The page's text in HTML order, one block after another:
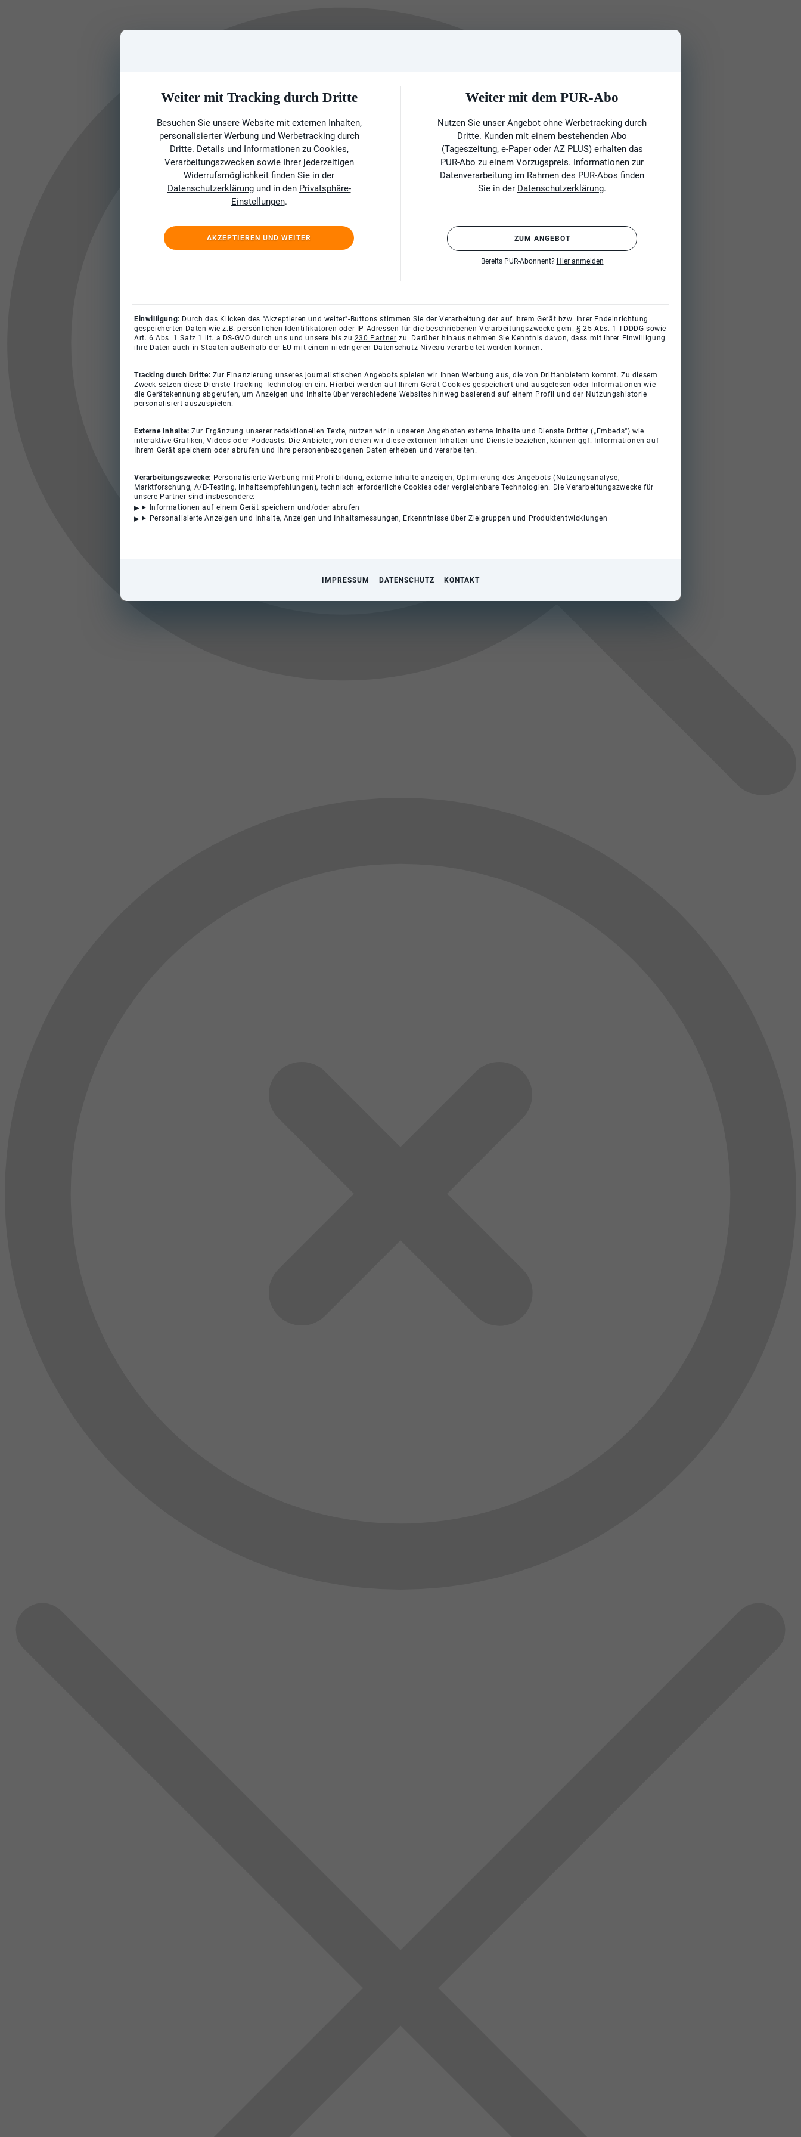
Weiter mit Tracking durch Dritte
Besuchen Sie unsere Website mit externen Inhalten,
personalisierter Werbung und Werbetracking durch
Dritte. Details und Informationen zu Cookies,
Verarbeitungszwecken sowie Ihrer jederzeitigen
Widerrufsmöglichkeit finden Sie in der
Datenschutzerklärungund in den Privatsphäre-
Einstellungen.
AKZEPTIEREN UND WEITER
Weiter mit dem PUR-Abo
Nutzen Sie unser Angebot ohne Werbetracking durch
Dritte. Kunden mit einem bestehenden Abo
(Tageszeitung, e-Paper oder AZ PLUS) erhalten das
PUR-Abo zu einem Vorzugspreis. Informationen zur
Datenverarbeitung im Rahmen des PUR-Abos finden
Sie in der Datenschutzerklärung.
ZUM ANGEBOT
Bereits PUR-Abonnent? Hier anmelden
Einwilligung: Durch das Klicken des "Akzeptieren und weiter"-Buttons stimmen Sie der Verarbeitung der auf Ihrem Gerät bzw. Ihrer Endeinrichtung
gespeicherten Daten wie z.B. persönlichen Identifikatoren oder IP-Adressen für die beschriebenen Verarbeitungszwecke gem. § 25 Abs. 1 TDDDG sowie
Art. 6 Abs. 1 Satz 1 lit. a DS-GVO durch uns und unsere bis zu 230 Partner zu. Darüber hinaus nehmen Sie Kenntnis davon, dass mit ihrer Einwilligung
ihre Daten auch in Staaten außerhalb der EU mit einem niedrigeren Datenschutz-Niveau verarbeitet werden können.
Tracking durch Dritte: Zur Finanzierung unseres journalistischen Angebots spielen wir Ihnen Werbung aus, die von Drittanbietern kommt. Zu diesem
Zweck setzen diese Dienste Tracking-Technologien ein. Hierbei werden auf Ihrem Gerät Cookies gespeichert und ausgelesen oder Informationen wie
die Gerätekennung abgerufen, um Anzeigen und Inhalte über verschiedene Websites hinweg basierend auf einem Profil und der Nutzungshistorie
personalisiert auszuspielen.
Externe Inhalte:Zur Ergänzung unserer redaktionellen Texte, nutzen wir in unseren Angeboten externe Inhalte und Dienste Dritter („Embeds“) wie
interaktive Grafiken, Videos oder Podcasts. Die Anbieter, von denen wir diese externen Inhalten und Dienste beziehen, können ggf. Informationen auf
Ihrem Gerät speichern oder abrufen und Ihre personenbezogenen Daten erheben und verarbeiten.
Verarbeitungszwecke: Personalisierte Werbung mit Profilbildung, externe Inhalte anzeigen, Optimierung des Angebots (Nutzungsanalyse,
Marktforschung, A/B-Testing, Inhaltsempfehlungen), technisch erforderliche Cookies oder vergleichbare Technologien. Die Verarbeitungszwecke für
unsere Partner sind insbesondere:
Informationen auf einem Gerät speichern und/oder abrufen
Personalisierte Anzeigen und Inhalte, Anzeigen und Inhaltsmessungen, Erkenntnisse über Zielgruppen und Produktentwicklungen
IMPRESSUM DATENSCHUTZ KONTAKT